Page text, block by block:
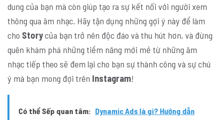
dung của bạn mà còn giúp tạo ra sự kết nối với người xem
thông qua âm nhạc. Hãy tận dụng những gợi ý này để làm
cho Storycủa bạn trở nên độc đáo và thu hút hơn, và đừng
quên khám phá những tiềm năng mới mẻ từ những âm
nhạc tiếp theo sẽ đem lại cho bạn sự thành công và sự chú
ý mà bạn mong đợi trên Instagram!
Có thể Sếp quan tâm: Dynamic Ads là gì? Hướng dẫn